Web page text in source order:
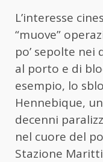
L’interesse
“muove”
po’ sepolte
al porto e di
esempio, lo
Hennebique,
decenni
nel cuore del
Stazione